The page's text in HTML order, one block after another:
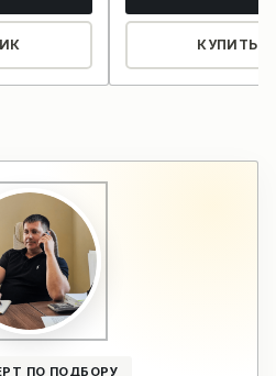
КУПИТЬ В
ПО ПОДБОРУ